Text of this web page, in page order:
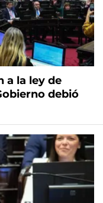
a la ley de
debió